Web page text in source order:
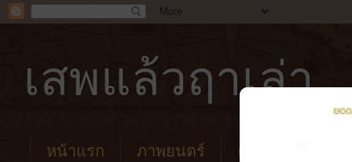
เสพแล้วฤาเล่า
หน้าแรก ภาพยนตร์ คาเฟ่